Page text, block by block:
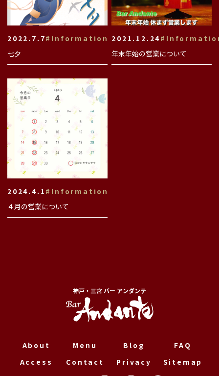
2022.7.7#Information
七夕
2021.12.24
年末年始の営業について
2024.4.1 #Information
４月の営業について
神戸・三宮 バー アンダンテ
About Menu Blog
FAQ
Access
Contact Privacy Sitemap